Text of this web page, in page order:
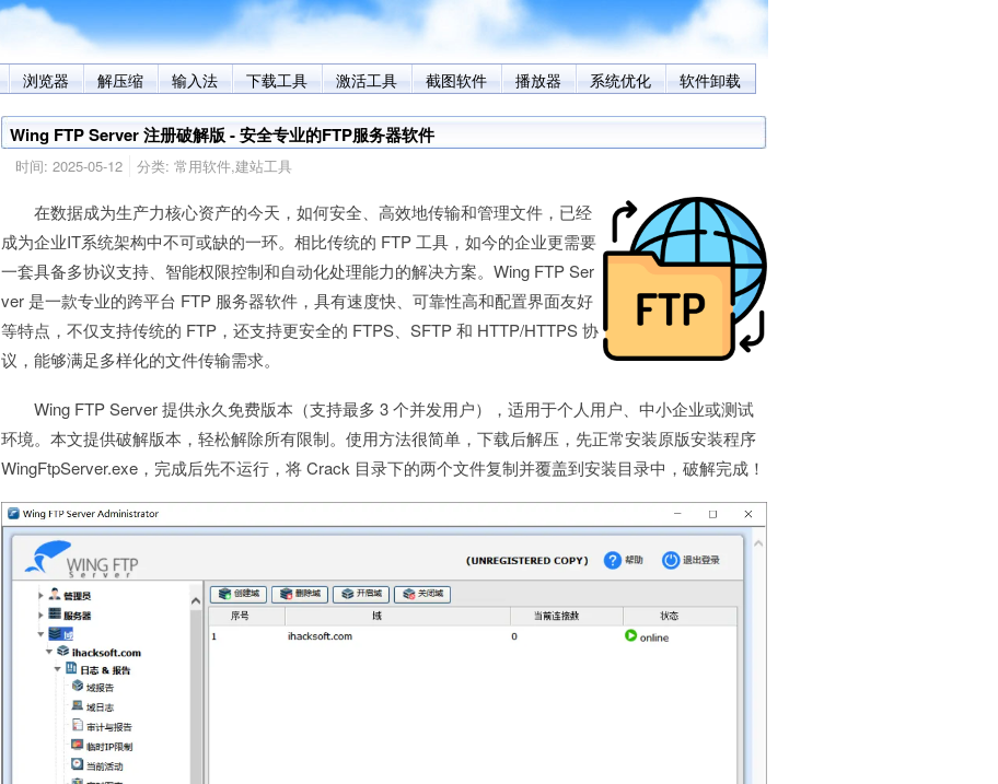
浏览器 解压缩 输入法 下载工具 激活工具 截图软件 播放器 系统优化 软件卸载
Wing FTP Server 注册破解版 - 安全专业的FTP服务器软件
时间:2025-05-12 分类:常用软件,建站工具
在数据成为生产力核心资产的今天，如何安全、高效地传输和管理文件，已经
成为企业IT系统架构中不可或缺的一环。相比传统的 FTP 工具，如今的企业更需要
一套具备多协议支持、智能权限控制和自动化处理能力的解决方案。Wing FTP Ser
ver 是一款专业的跨平台 FTP 服务器软件，具有速度快、可靠性高和配置界面友好
等特点，不仅支持传统的 FTP，还支持更安全的 FTPS、SFTP 和 HTTP/HTTPS 协
议，能够满足多样化的文件传输需求。
Wing FTP Server 提供永久免费版本（支持最多 3 个并发用户），适用于个人用户、中小企业或测试
环境。本文提供破解版本，轻松解除所有限制。使用方法很简单，下载后解压，先正常安装原版安装程序
WingFtpServer.exe，完成后先不运行，将 Crack 目录下的两个文件复制并覆盖到安装目录中，破解完成！